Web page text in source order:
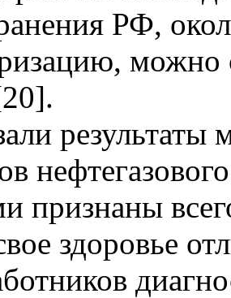
РФ,
можно
результаты
признаны
здоровье